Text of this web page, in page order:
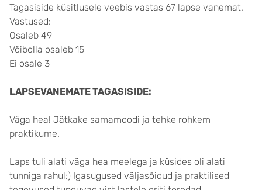
Tagasiside küsitlusele veebis vastas 67 lapse vanemat.
Vastused:
Osaleb 49
Võibolla osaleb 15
Ei osale 3
LAPSEVANEMATE TAGASISIDE:
Väga hea! Jätkake samamoodi ja tehke rohkem
praktikume.
Laps tuli alati väga hea meelega ja küsides oli alati
tunniga rahul:) Igasugused väljasõidud ja praktilised